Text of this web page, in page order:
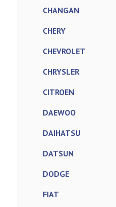
CHANGAN
CHERY
CHEVROLET
CHRYSLER
CITROEN
DAEWOO
DAIHATSU
DATSUN
DODGE
FIAT